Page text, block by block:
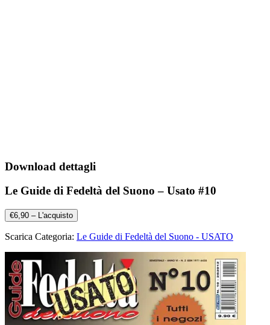
Download dettagli
Le Guide di Fedeltà del Suono – Usato #10
€6,90 – L'acquisto
Scarica Categoria: Le Guide di Fedeltà del Suono - USATO